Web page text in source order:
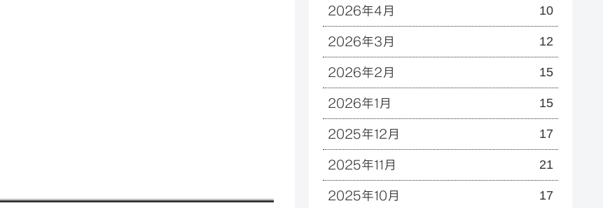
2026年4月 10
2026年3月 12
2026年2月 15
2026年1月 15
2025年12月 17
2025年11月 21
2025年10月 17